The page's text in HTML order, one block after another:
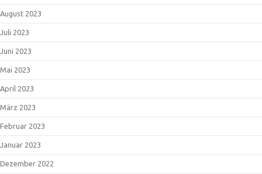
August 2023
Juli 2023
Juni 2023
Mai 2023
April 2023
März 2023
Februar 2023
Januar 2023
Dezember 2022